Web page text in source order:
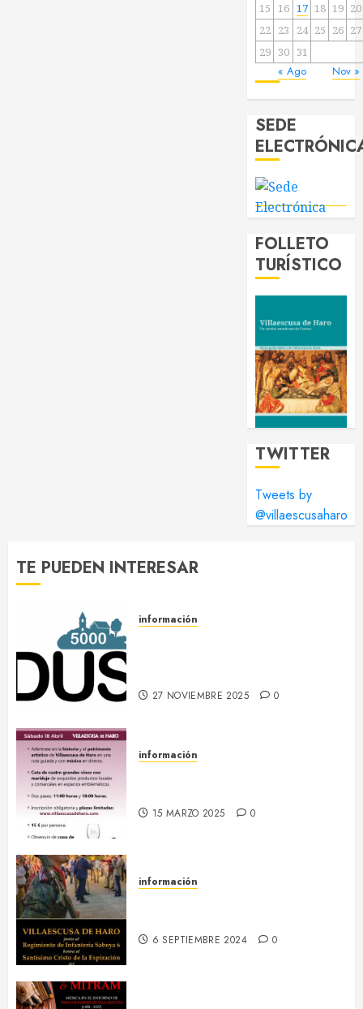
15
16 17 18 19 20
22 23 24 25 26 27
29 30 31
« Ago Nov »
SEDE
FOLLETO
TURÍSTICO
TWITTER
Tweets by
@villaescusaharo
TE PUEDEN INTERESAR
información
27 NOVIEMBRE 2025 0
información
15 MARZO 2025 0
información
6 SEPTIEMBRE 2024 0